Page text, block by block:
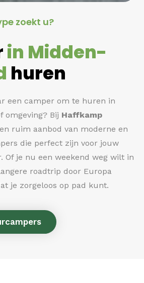
zoekt u?
in Midden-
huren
een camper om te huren in
omgeving? Bij Haffkamp
ruim aanbod van moderne en
die perfect zijn voor jouw
Of je nu een weekend weg wilt in
roadtrip door Europa
je zorgeloos op pad kunt.